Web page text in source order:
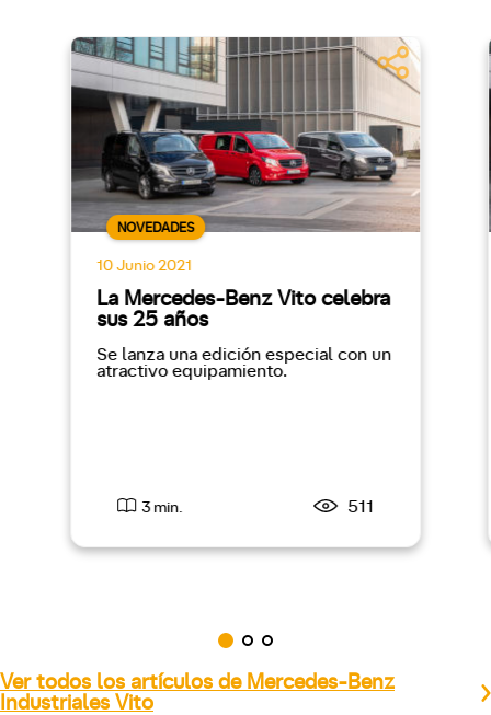
NOVEDADES
10 Junio 2021
La Mercedes-Benz Vito celebra
sus 25 años
Se lanza una edición especial con un
atractivo equipamiento.
3 min. 511
Ver todos los artículos de Mercedes-Benz
Industriales Vito